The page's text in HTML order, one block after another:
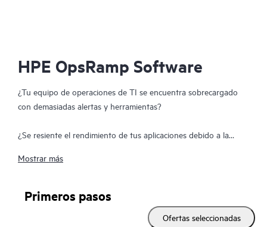
HPE OpsRamp Software
¿Tu equipo de operaciones de TI se encuentra sobrecargado
con demasiadas alertas y herramientas?
¿Se resiente el rendimiento de tus aplicaciones debido a la
infraestructura?
HPE OpsRamp Software es una solución ITOM basada en SaaS
que ofrece visibilidad total en entornos de nube, locales y
nativos de la nube y que centraliza la supervisión de la
Mostrar más
Primeros pasos
Ofertas seleccionadas